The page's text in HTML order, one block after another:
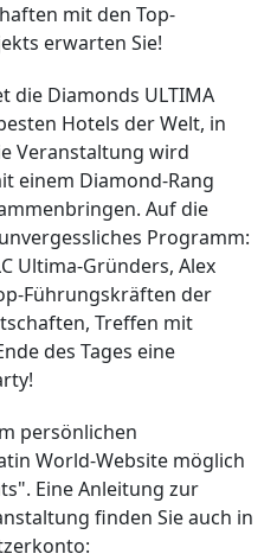
mit den Top-
erwarten Sie!
die Diamonds ULTIMA
Hotels der Welt, in
Veranstaltung wird
einem Diamond-Rang
Auf die
Programm:
Ultima-Gründers, Alex
Führungskräften der
Treffen mit
des Tages eine
persönlichen
World-Website möglich
Eine Anleitung zur
finden Sie auch in